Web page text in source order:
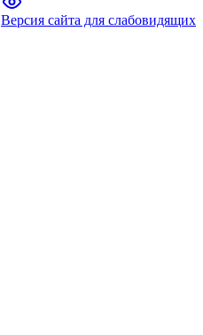
Версия сайта для слабовидящих